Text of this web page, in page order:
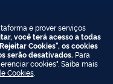
e prover serviços
você terá acesso a todas
Cookies", os cookies
serão desativados. Para
cookies". Saiba mais
Cookies.